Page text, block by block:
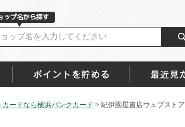
ードなら横浜バンクカード > 紀伊國屋書店ウェブストア